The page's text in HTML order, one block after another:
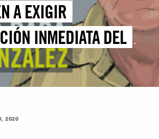
A EXIGIR
INMEDIATA DEL
2020